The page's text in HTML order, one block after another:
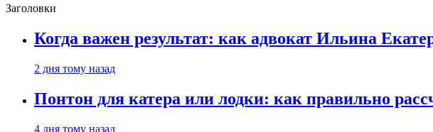
Заголовки
Когда важен результат: как адвокат Ильина
2 дня тому назад
Понтон для катера или лодки: как правильно
4 дня тому назад